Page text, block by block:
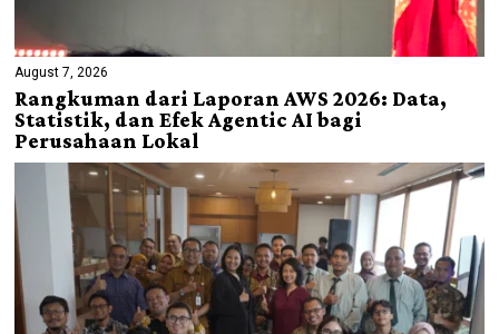
August 7, 2026
Rangkuman dari Laporan AWS 2026: Data,
Statistik, dan Efek Agentic AI bagi
Perusahaan Lokal